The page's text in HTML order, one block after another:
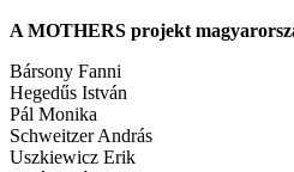
A MOTHERS projekt
Bársony Fanni
Hegedűs István
Pál Monika
Schweitzer András
Uszkiewicz Erik